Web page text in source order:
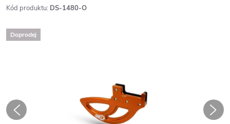
Kód produktu: DS-1480-O
Doprodej